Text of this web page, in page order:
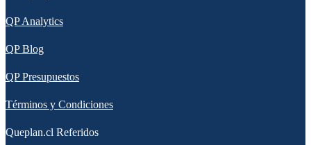
QP Analytics
QP Blog
QP Presupuestos
Términos y Condiciones
Queplan.cl Referidos